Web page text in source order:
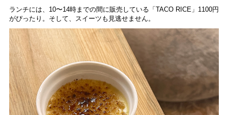
ランチには、10〜14時までの間に販売している「TACO RICE」1100円
がぴったり。そして、スイーツも見逃せません。